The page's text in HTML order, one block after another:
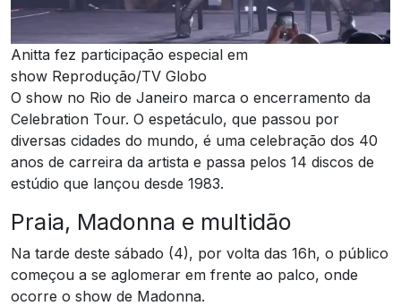
Anitta fez participação especial em
show Reprodução/TV Globo
O show no Rio de Janeiro marca o encerramento da
Celebration Tour. O espetáculo, que passou por
diversas cidades do mundo, é uma celebração dos 40
anos de carreira da artista e passa pelos 14 discos de
estúdio que lançou desde 1983.
Praia, Madonna e multidão
Na tarde deste sábado (4), por volta das 16h, o público
começou a se aglomerar em frente ao palco, onde
ocorre o show de Madonna.